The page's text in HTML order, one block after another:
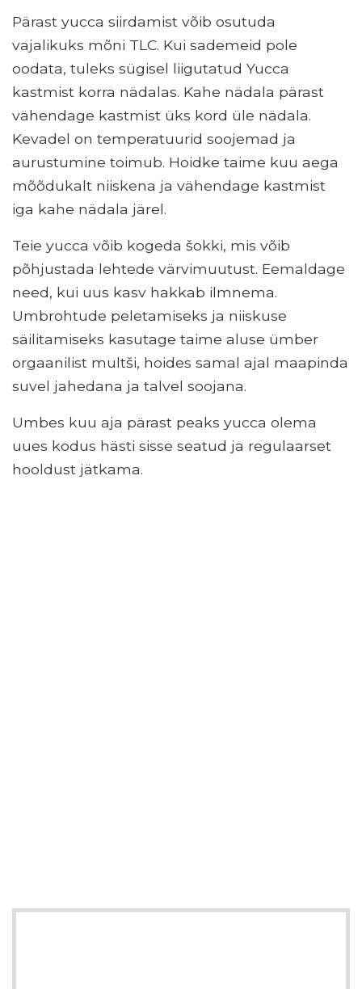
Pärast yucca siirdamist võib osutuda
vajalikuks mõni TLC. Kui sademeid pole
oodata, tuleks sügisel liigutatud Yucca
kastmist korra nädalas. Kahe nädala pärast
vähendage kastmist üks kord üle nädala.
Kevadel on temperatuurid soojemad ja
aurustumine toimub. Hoidke taime kuu aega
mõõdukalt niiskena ja vähendage kastmist
iga kahe nädala järel.
Teie yucca võib kogeda šokki, mis võib
põhjustada lehtede värvimuutust. Eemaldage
need, kui uus kasv hakkab ilmnema.
Umbrohtude peletamiseks ja niiskuse
säilitamiseks kasutage taime aluse ümber
orgaanilist multši, hoides samal ajal maapinda
suvel jahedana ja talvel soojana.
Umbes kuu aja pärast peaks yucca olema
uues kodus hästi sisse seatud ja regulaarset
hooldust jätkama.